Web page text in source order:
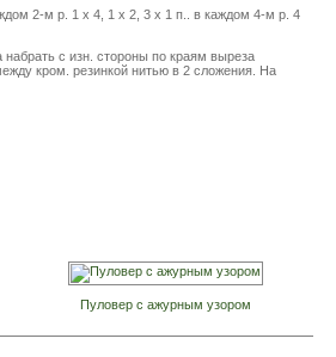
2-м р. 1 х 4, 1 х 2, 3 х 1 п.. в каждом 4-м р. 4
с изн. стороны по краям выреза
кром. резинкой нитью в 2 сложения. На
Пуловер с ажурным узором